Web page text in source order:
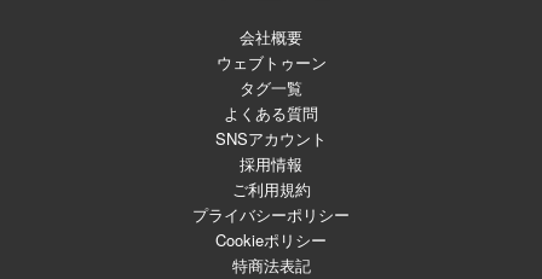
会社概要
ウェブトゥーン
タグ一覧
よくある質問
SNSアカウント
採用情報
ご利用規約
プライバシーポリシー
Cookieポリシー
特商法表記